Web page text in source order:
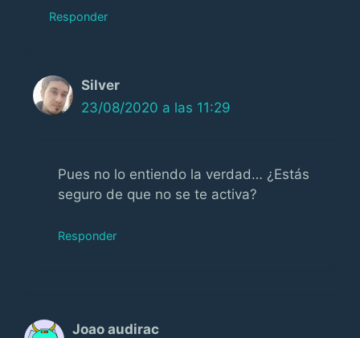
Responder
Silver
23/08/2020 a las 11:29
Pues no lo entiendo la verdad… ¿Estás
seguro de que no se te activa?
Responder
Joao audirac